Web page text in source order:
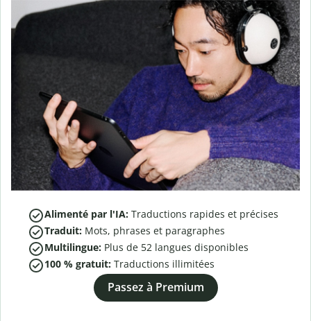
Alimenté par l'IA: Traductions rapides et précises
Traduit: Mots, phrases et paragraphes
Multilingue: Plus de 52 langues disponibles
100 % gratuit: Traductions illimitées
Passez à Premium